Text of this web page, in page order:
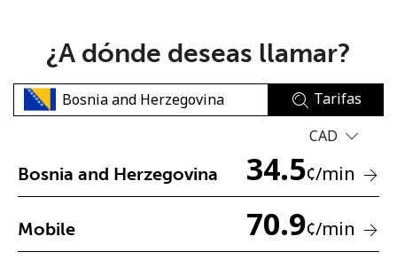
Mínimo 8 caracteres
Una letra mayúscula y una minúscula
Un caracter especial
¿A dónde deseas llamar?
Tarifas
CAD
Bosnia and Herzegovina 34.5¢/min
Mobile 70.9¢/min